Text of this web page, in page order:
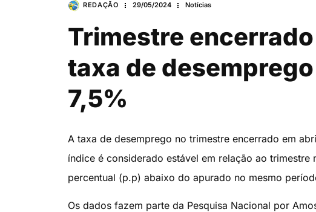
REDAÇÃO 29/05/2024 Notícias
Trimestre
taxa de
7,5%
A taxa de desemprego no trimestre encerrado em
índice é considerado estável em relação ao
percentual (p.p) abaixo do apurado no mesmo
Os dados fazem parte da Pesquisa Nacional por